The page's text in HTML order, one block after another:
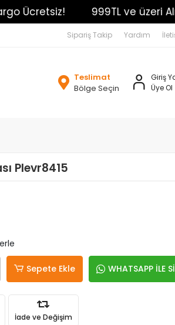
Ücretsiz! 999TL ve üzeri
Sipariş Takip Yardım
Teslimat
Bölge Seçin
Giriş
Üye Ol
Plevr8415
Sepete Ekle WHATSAPP İLE
İade ve Değişim